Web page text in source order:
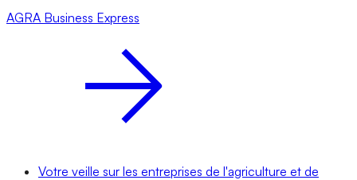
AGRA Business Express
Votre veille sur les entreprises de l'agriculture et de